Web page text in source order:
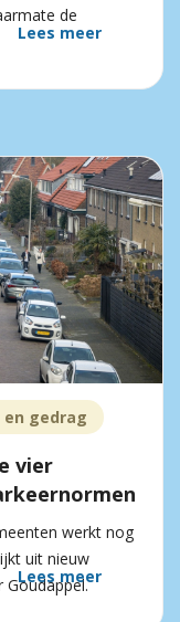
de
Lees meer
en gedrag
vier
werkt nog
uit nieuw
Goudappel.
Lees meer